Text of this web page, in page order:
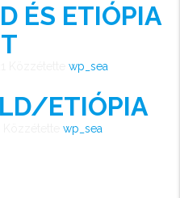
ÉS ETIÓPIA
wp_sea
ETIÓPIA
wp_sea